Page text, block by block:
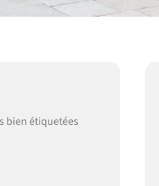
bien étiquetées